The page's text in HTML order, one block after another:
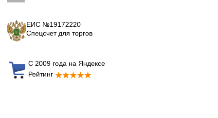
ЕИС №19172220
Спецсчет для торгов
С 2009 года на Яндексе
Рейтинг